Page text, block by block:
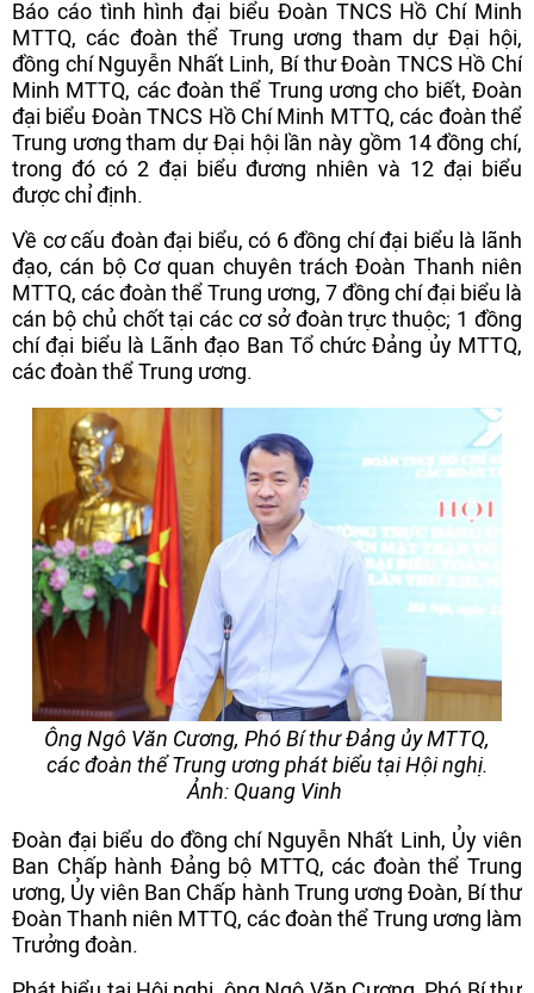
Báo cáo tình hình đại biểu Đoàn TNCS Hồ Chí Minh
MTTQ, các đoàn thể Trung ương tham dự Đại hội,
đồng chí Nguyễn Nhất Linh, Bí thư Đoàn TNCS Hồ Chí
Minh MTTQ, các đoàn thể Trung ương cho biết, Đoàn
đại biểu Đoàn TNCS Hồ Chí Minh MTTQ, các đoàn thể
Trung ương tham dự Đại hội lần này gồm 14 đồng chí,
trong đó có 2 đại biểu đương nhiên và 12 đại biểu
được chỉ định.
Về cơ cấu đoàn đại biểu, có 6 đồng chí đại biểu là lãnh
đạo, cán bộ Cơ quan chuyên trách Đoàn Thanh niên
MTTQ, các đoàn thể Trung ương, 7 đồng chí đại biểu là
cán bộ chủ chốt tại các cơ sở đoàn trực thuộc; 1 đồng
chí đại biểu là Lãnh đạo Ban Tổ chức Đảng ủy MTTQ,
các đoàn thể Trung ương.
Ông Ngô Văn Cương, Phó Bí thư Đảng ủy MTTQ,
các đoàn thể Trung ương phát biểu tại Hội nghị.
Ảnh: Quang Vinh
Đoàn đại biểu do đồng chí Nguyễn Nhất Linh, Ủy viên
Ban Chấp hành Đảng bộ MTTQ, các đoàn thể Trung
ương, Ủy viên Ban Chấp hành Trung ương Đoàn, Bí thư
Đoàn Thanh niên MTTQ, các đoàn thể Trung ương làm
Trưởng đoàn.